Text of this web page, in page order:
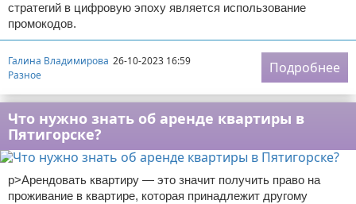
стратегий в цифровую эпоху является использование
промокодов.
Галина Владимирова 26-10-2023 16:59
Разное
Подробнее
Что нужно знать об аренде квартиры в
Пятигорске?
p>Арендовать квартиру — это значит получить право на
проживание в квартире, которая принадлежит другому